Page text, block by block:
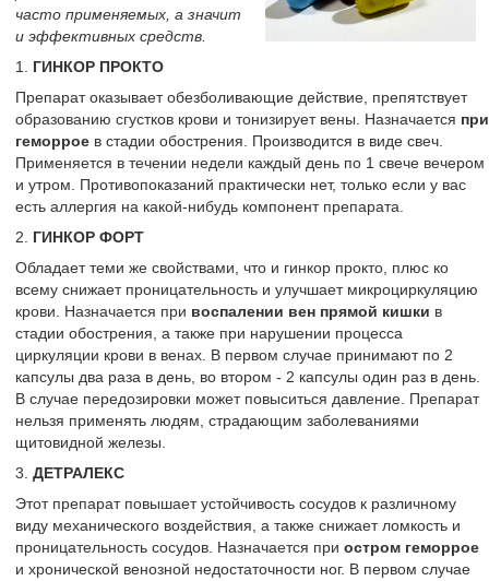
часто применяемых, а значит
и эффективных средств.
1. ГИНКОР ПРОКТО
Препарат оказывает обезболивающие действие, препятствует
образованию сгустков крови и тонизирует вены. Назначается при
геморрое в стадии обострения. Производится в виде свеч.
Применяется в течении недели каждый день по 1 свече вечером
и утром. Противопоказаний практически нет, только если у вас
есть аллергия на какой-нибудь компонент препарата.
2. ГИНКОР ФОРТ
Обладает теми же свойствами, что и гинкор прокто, плюс ко
всему снижает проницательность и улучшает микроциркуляцию
крови. Назначается при воспалении вен прямой кишки в
стадии обострения, а также при нарушении процесса
циркуляции крови в венах. В первом случае принимают по 2
капсулы два раза в день, во втором - 2 капсулы один раз в день.
В случае передозировки может повыситься давление. Препарат
нельзя применять людям, страдающим заболеваниями
щитовидной железы.
3. ДЕТРАЛЕКС
Этот препарат повышает устойчивость сосудов к различному
виду механического воздействия, а также снижает ломкость и
проницательность сосудов. Назначается при остром геморрое
и хронической венозной недостаточности ног. В первом случае